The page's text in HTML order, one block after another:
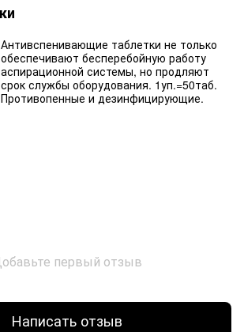
Антивспенивающие таблетки не только
обеспечивают бесперебойную работу
аспирационной системы, но продляют
срок службы оборудования. 1уп.=50таб.
Противопенные и дезинфицирующие.
первый отзыв
Написать отзыв